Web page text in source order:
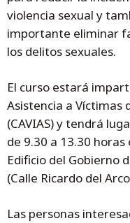
violencia sexual y
importante eliminar
los delitos sexuales.
El curso estará
Asistencia a Víctimas
(CAVIAS) y tendrá
de 9.30 a 13.30 horas
Edificio del Gobierno
(Calle Ricardo del
Las personas